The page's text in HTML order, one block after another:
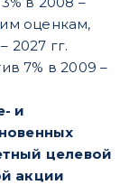
оценкам,
2027 гг.
7% в 2009 –
и
целевой
акции